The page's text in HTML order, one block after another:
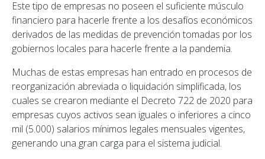
Este tipo de empresas no poseen el suficiente músculo
financiero para hacerle frente a los desafíos económicos
derivados de las medidas de prevención tomadas por los
gobiernos locales para hacerle frente a la pandemia.
Muchas de estas empresas han entrado en procesos de
reorganización abreviada o liquidación simplificada, los
cuales se crearon mediante el Decreto 722 de 2020 para
empresas cuyos activos sean iguales o inferiores a cinco
mil (5.000) salarios mínimos legales mensuales vigentes,
generando una gran carga para el sistema judicial.